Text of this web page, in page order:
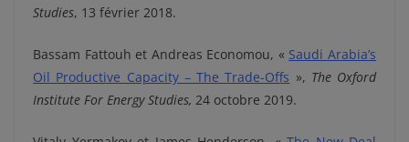
Studies, 13 février 2018.
Bassam Fattouh et Andreas Economou, « Saudi Arabia’s
Oil Productive Capacity – The Trade-Offs », The Oxford
Institute For Energy Studies, 24 octobre 2019.